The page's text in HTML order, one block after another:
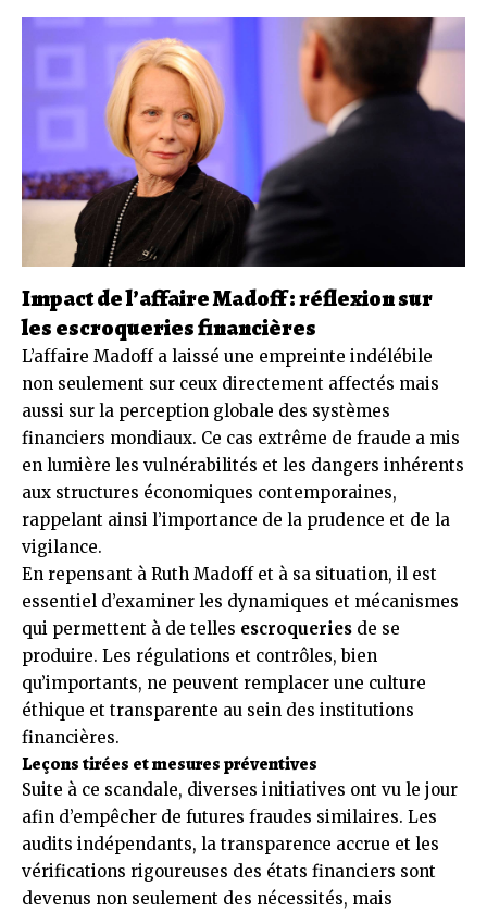
Impact de l’affaire Madoff : réflexion sur
les escroqueries financières
L’affaire Madoff a laissé une empreinte indélébile
non seulement sur ceux directement affectés mais
aussi sur la perception globale des systèmes
financiers mondiaux. Ce cas extrême de fraude a mis
en lumière les vulnérabilités et les dangers inhérents
aux structures économiques contemporaines,
rappelant ainsi l’importance de la prudence et de la
vigilance.
En repensant à Ruth Madoff et à sa situation, il est
essentiel d’examiner les dynamiques et mécanismes
qui permettent à de telles escroqueries de se
produire. Les régulations et contrôles, bien
qu’importants, ne peuvent remplacer une culture
éthique et transparente au sein des institutions
financières.
Leçons tirées et mesures préventives
Suite à ce scandale, diverses initiatives ont vu le jour
afin d’empêcher de futures fraudes similaires. Les
audits indépendants, la transparence accrue et les
vérifications rigoureuses des états financiers sont
devenus non seulement des nécessités, mais